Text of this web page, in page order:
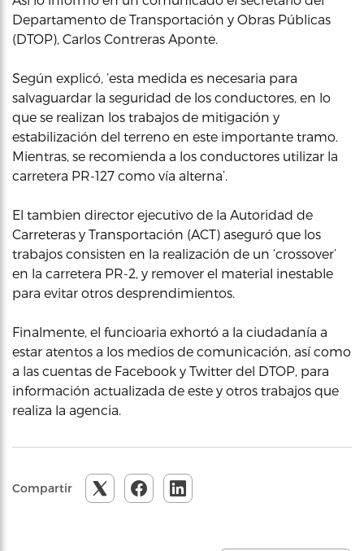
Departamento de Transportación y Obras Públicas
(DTOP), Carlos Contreras Aponte.
Según explicó, ‘esta medida es necesaria para
salvaguardar la seguridad de los conductores, en lo
que se realizan los trabajos de mitigación y
estabilización del terreno en este importante tramo.
Mientras, se recomienda a los conductores utilizar la
carretera PR-127 como vía alterna’.
El tambien director ejecutivo de la Autoridad de
Carreteras y Transportación (ACT) aseguró que los
trabajos consisten en la realización de un ‘crossover’
en la carretera PR-2, y remover el material inestable
para evitar otros desprendimientos.
Finalmente, el funcioaria exhortó a la ciudadanía a
estar atentos a los medios de comunicación, así como
a las cuentas de Facebook y Twitter del DTOP, para
información actualizada de este y otros trabajos que
realiza la agencia.
Compartir